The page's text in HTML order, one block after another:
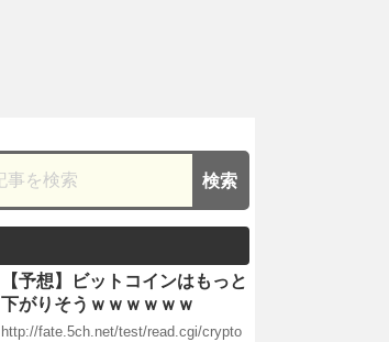
【予想】ビットコインはもっと
下がりそうｗｗｗｗｗｗ
http://fate.5ch.net/test/read.cgi/crypto